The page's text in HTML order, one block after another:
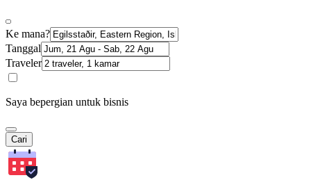
Ke mana?
Tanggal
Traveler
Saya bepergian untuk bisnis
Cari